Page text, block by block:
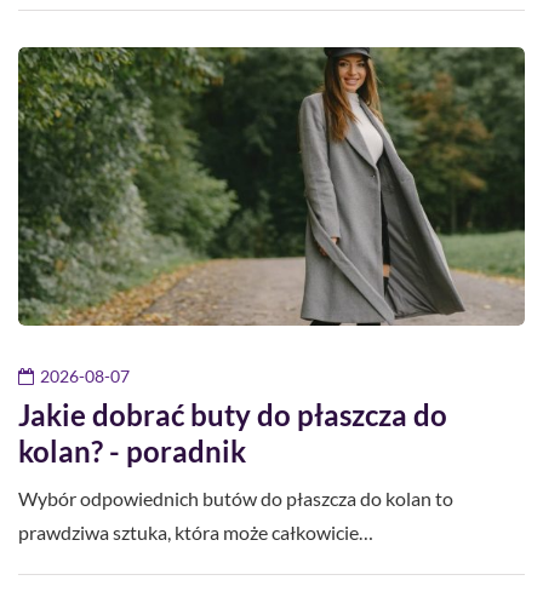
2026-08-07
Jakie dobrać buty do płaszcza do
kolan? - poradnik
Wybór odpowiednich butów do płaszcza do kolan to
prawdziwa sztuka, która może całkowicie…